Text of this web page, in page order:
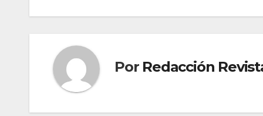
Por Redacción